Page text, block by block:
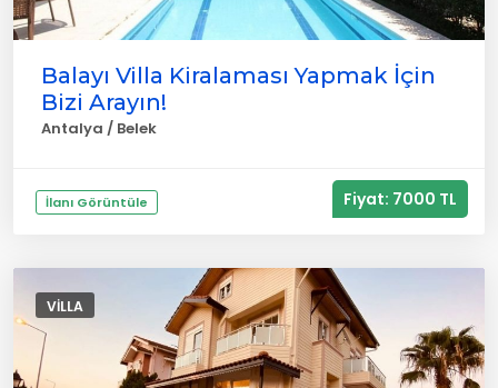
Balayı Villa Kiralaması Yapmak İçin
Bizi Arayın!
Antalya / Belek
İlanı Görüntüle Fiyat: 7000 TL
VILLA